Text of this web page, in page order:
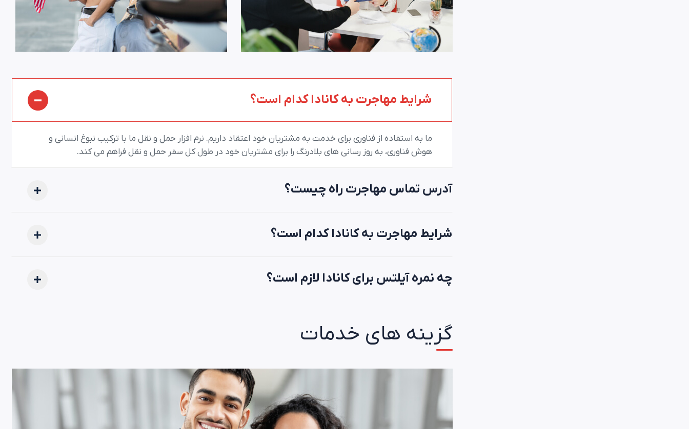
شرایط مهاجرت به کانادا کدام است؟
ما به استفاده از فناوری برای خدمت به مشتریان خود اعتقاد داریم. نرم افزار حمل و نقل ما با ترکیب نبوغ انسانی و
هوش فناوری، به روز رسانی های بلادرنگ را برای مشتریان خود در طول کل سفر حمل و نقل فراهم می کند.
آدرس تماس مهاجرت راه چیست؟
شرایط مهاجرت به کانادا کدام است؟
چه نمره آیلتس برای کانادا لازم است؟
گزینه های خدمات